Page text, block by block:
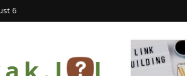
6
начинаещи: Основни